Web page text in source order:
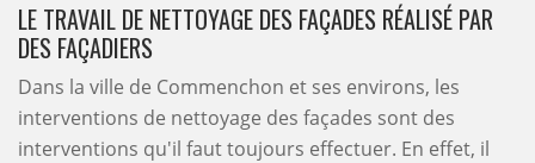
LE TRAVAIL DE NETTOYAGE DES FAÇADES RÉALISÉ PAR
DES FAÇADIERS
Dans la ville de Commenchon et ses environs, les
interventions de nettoyage des façades sont des
interventions qu'il faut toujours effectuer. En effet, il